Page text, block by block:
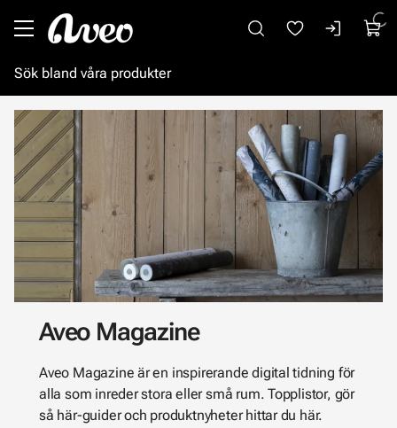
Aveo Magazine
Aveo Magazine är en inspirerande digital tidning för
alla som inreder stora eller små rum. Topplistor, gör
så här-guider och produktnyheter hittar du här.